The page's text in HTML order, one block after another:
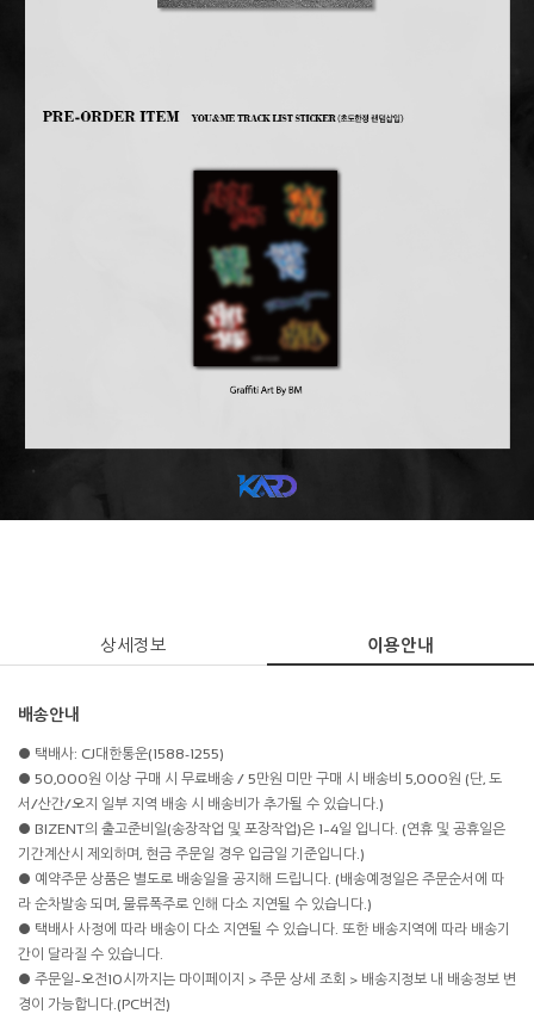
상세정보 이용안내
배송안내
● 택배사: CJ대한통운(1588-1255)
● 50,000원 이상 구매 시 무료배송 / 5만원 미만 구매 시 배송비 5,000원 (단, 도
서/산간/오지 일부 지역 배송 시 배송비가 추가될 수 있습니다.)
● BIZENT의 출고준비일(송장작업 및 포장작업)은 1~4일 입니다. (연휴 및 공휴일은
기간계산시 제외하며, 현금 주문일 경우 입금일 기준입니다.)
● 예약주문 상품은 별도로 배송일을 공지해 드립니다. (배송예정일은 주문순서에 따
라 순차발송 되며, 물류폭주로 인해 다소 지연될 수 있습니다.)
● 택배사 사정에 따라 배송이 다소 지연될 수 있습니다. 또한 배송지역에 따라 배송기
간이 달라질 수 있습니다.
● 주문일~오전10시까지는 마이페이지 > 주문 상세 조회 > 배송지정보 내 배송정보 변
경이 가능합니다.(PC버전)